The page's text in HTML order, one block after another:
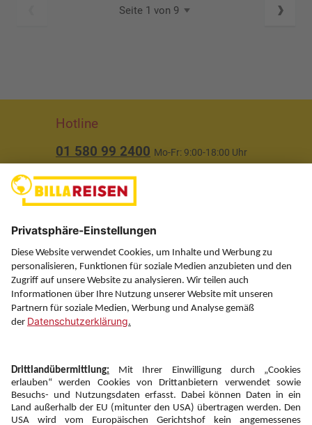
Seite 1 von 9
Hotline
01 580 99 2400 Mo-Fr: 9:00-18:00 Uhr
Über uns
Service
Information
Folgen Sie uns auf
Newsletter: